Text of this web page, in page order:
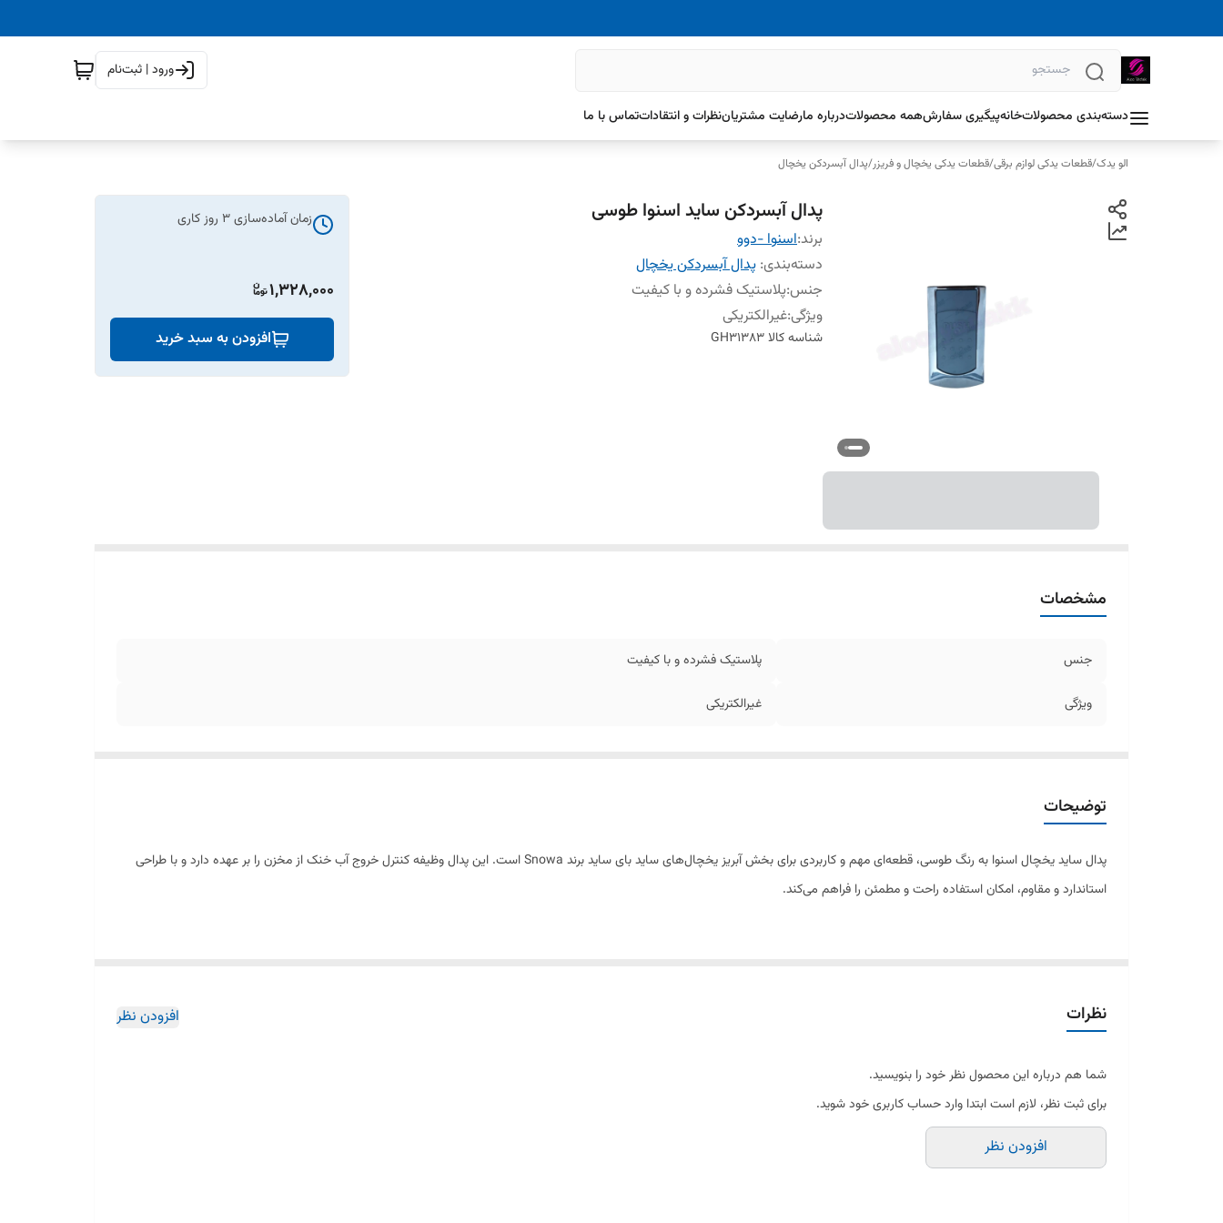
ورود | ثبت‌نام
دسته‌بندی محصولاتخانهپیگیری سفارشهمه محصولاتدرباره مارضایت مشتریاننظرات و انتقاداتتماس با ما
الو یدک/قطعات یدکی لوازم برقی/قطعات یدکی یخچال و فریزر/پدال آبسردکن یخچال
پدال آبسردکن ساید اسنوا طوسی
برند:اسنوا -دوو
دسته‌بندی: پدال آبسردکن یخچال
جنس:پلاستیک فشرده و با کیفیت
ویژگی:غیرالکتریکی
شناسه کالاGH31383
زمان آماده‌سازی3 روز کاری
1,328,000
افزودن به سبد خرید
مشخصات
جنس پلاستیک فشرده و با کیفیت
ویژگی غیرالکتریکی
توضیحات
پدال ساید یخچال اسنوا به رنگ طوسی، قطعه‌ای مهم و کاربردی برای بخش آبریز یخچال‌های ساید بای ساید برند Snowa است. این پدال وظیفه کنترل خروج آب خنک از مخزن را بر عهده دارد و با طراحی
استاندارد و مقاوم، امکان استفاده راحت و مطمئن را فراهم می‌کند.
نصب این پدال بسیار ساده بوده و بدون نیاز به ابزار تخصصی قابل تعویض است. تعویض پدال آسیب‌دیده با نمونه اصلی باعث بازگرداندن عملکرد صحیح آبریز و جلوگیری از نشت آب می‌شود.
---
نظرات افزودن نظر
شما هم درباره این محصول نظر خود را بنویسید.
برای ثبت نظر، لازم است ابتدا وارد حساب کاربری خود شوید.
افزودن نظر